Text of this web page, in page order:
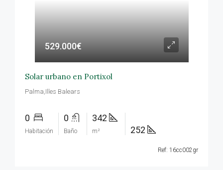
529.000€
Solar urbano en Portixol
Palma,Illes Balears
0
Habitación
0
Baño
342
m² 252
Ref: 16cc002gr